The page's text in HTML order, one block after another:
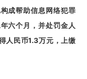
成帮助信息网络犯罪
六个月，并处罚金人
人民币1.3万元，上缴